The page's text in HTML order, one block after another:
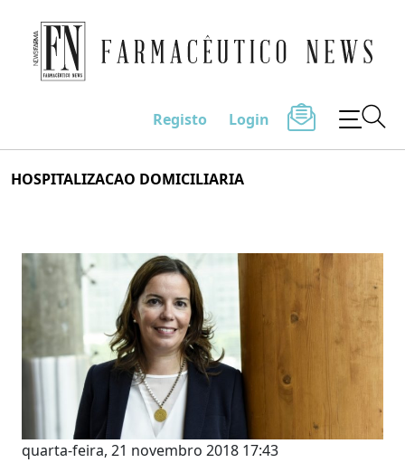
to
Farmacêutico News
Registo Login
HOSPITALIZACAO DOMICILIARIA
quarta-feira, 21 novembro 2018 17:43